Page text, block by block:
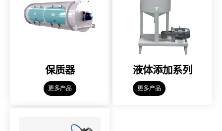
保质器
更多产品
液体添加系列
更多产品